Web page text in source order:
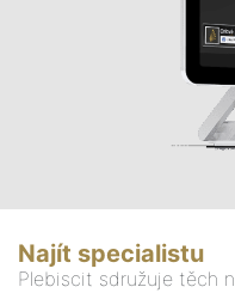
Najít specialistu
Plebiscit sdružuje těch